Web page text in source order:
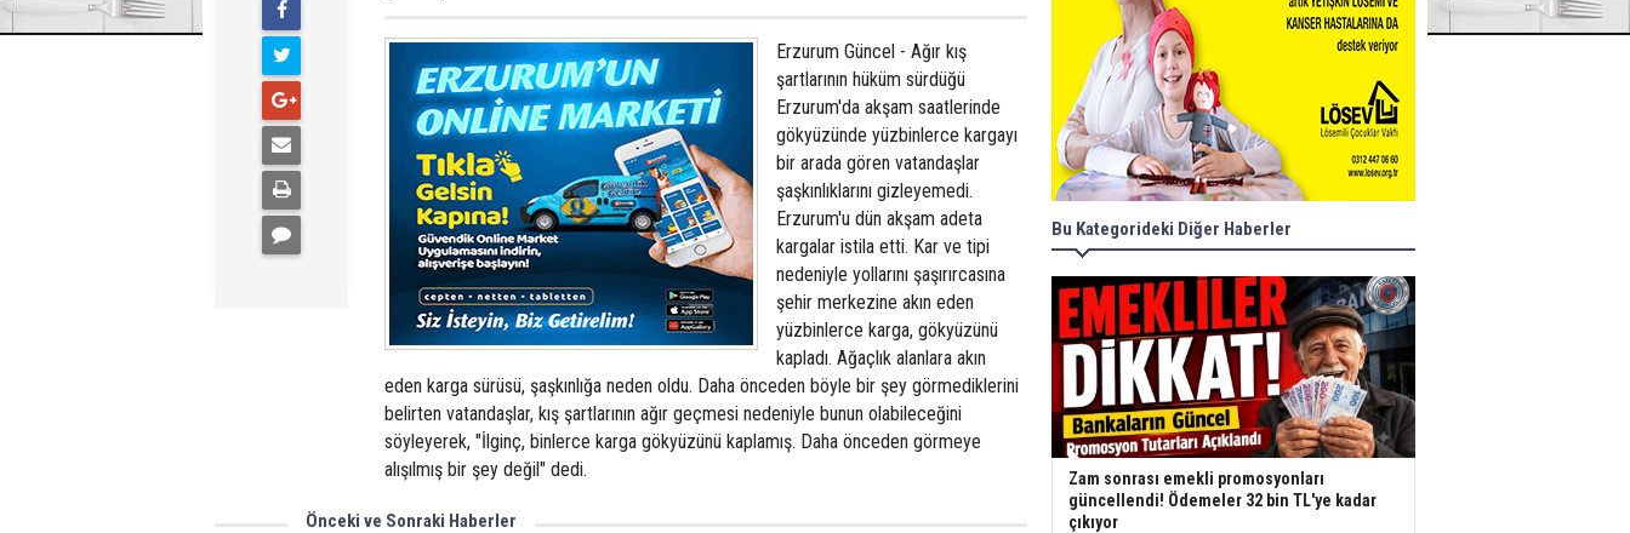
Erzurum Güncel - Ağır kış
şartlarının hüküm sürdüğü
Erzurum'da akşam saatlerinde
gökyüzünde yüzbinlerce kargayı
bir arada gören vatandaşlar
şaşkınlıklarını gizleyemedi.
Erzurum'u dün akşam adeta
kargalar istila etti. Kar ve tipi
nedeniyle yollarını şaşırırcasına
şehir merkezine akın eden
yüzbinlerce karga, gökyüzünü
kapladı. Ağaçlık alanlara akın
eden karga sürüsü, şaşkınlığa neden oldu. Daha önceden böyle bir şey görmediklerini
belirten vatandaşlar, kış şartlarının ağır geçmesi nedeniyle bunun olabileceğini
söyleyerek, "İlginç, binlerce karga gökyüzünü kaplamış. Daha önceden görmeye
alışılmış bir şey değil" dedi.
Önceki ve Sonraki Haberler
Bu Kategorideki Diğer Haberler
Zam sonrası emekli promosyonları
güncellendi! Ödemeler 32 bin TL'ye kadar
çıkıyor